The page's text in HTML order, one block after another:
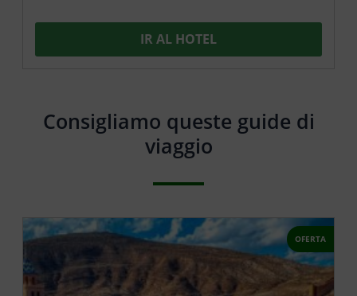
IR AL HOTEL
Consigliamo queste guide di
viaggio
OFERTA